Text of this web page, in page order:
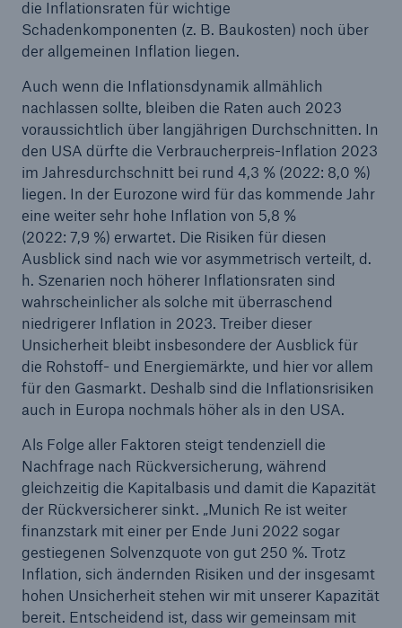
die Inflationsraten für wichtige
Schadenkomponenten (z. B. Baukosten) noch über
der allgemeinen Inflation liegen.
Auch wenn die Inflationsdynamik allmählich
nachlassen sollte, bleiben die Raten auch 2023
voraussichtlich über langjährigen Durchschnitten. In
den USA dürfte die Verbraucherpreis-Inflation 2023
im Jahresdurchschnitt bei rund 4,3 % (2022: 8,0 %)
liegen. In der Eurozone wird für das kommende Jahr
eine weiter sehr hohe Inflation von 5,8 %
(2022: 7,9 %) erwartet. Die Risiken für diesen
Ausblick sind nach wie vor asymmetrisch verteilt, d.
h. Szenarien noch höherer Inflationsraten sind
wahrscheinlicher als solche mit überraschend
niedrigerer Inflation in 2023. Treiber dieser
Unsicherheit bleibt insbesondere der Ausblick für
die Rohstoff- und Energiemärkte, und hier vor allem
für den Gasmarkt. Deshalb sind die Inflationsrisiken
auch in Europa nochmals höher als in den USA.
Als Folge aller Faktoren steigt tendenziell die
Nachfrage nach Rückversicherung, während
gleichzeitig die Kapitalbasis und damit die Kapazität
der Rückversicherer sinkt. „Munich Re ist weiter
finanzstark mit einer per Ende Juni 2022 sogar
gestiegenen Solvenzquote von gut 250 %. Trotz
Inflation, sich ändernden Risiken und der insgesamt
hohen Unsicherheit stehen wir mit unserer Kapazität
bereit. Entscheidend ist, dass wir gemeinsam mit
Lösungen
Cyber-Lösungen von Munich Re
Navigation schließen oder Escape-Taste drücken
Home
Media Relations
Medieninformationen und
Unternehmensnachrichten
Medieninformationen
2022